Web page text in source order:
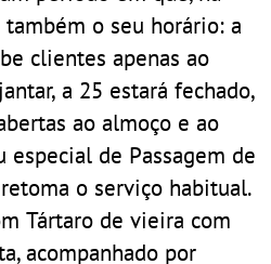
o seu horário: a
clientes apenas ao
a 25 estará fechado,
ao almoço e ao
de Passagem de
o serviço habitual.
Tártaro de vieira com
acompanhado por